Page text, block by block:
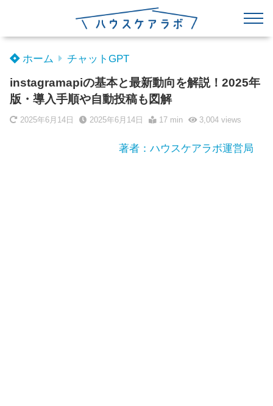
ホーム チャットGPT
instagramapiの基本と最新動向を解説！2025年
版・導入手順や自動投稿も図解
2025年6月14日 2025年6月14日 17 min 3,004views
著者：ハウスケアラボ運営局